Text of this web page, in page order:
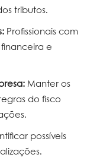
tributos.
Profissionais com
e
Manter os
do fisco
possíveis